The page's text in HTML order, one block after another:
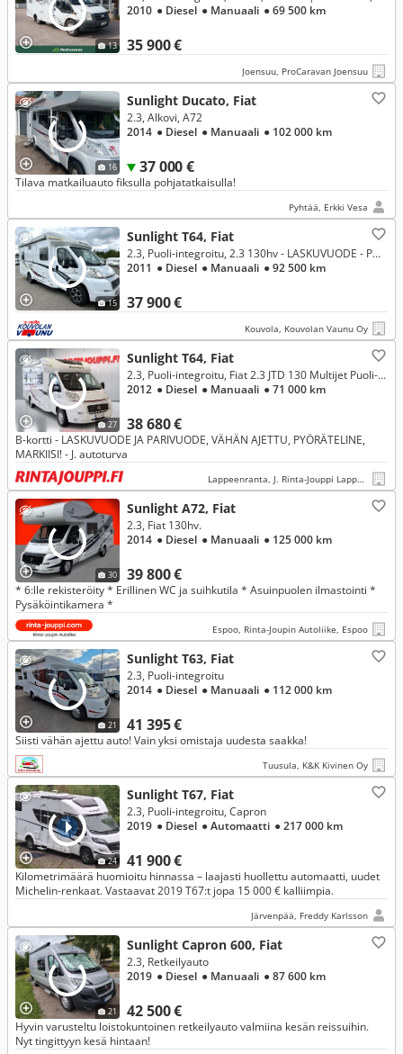
13 35 900 €
2010 ● Diesel ● Manuaali ● 69 500 km
Joensuu, ProCaravan Joensuu
16
Sunlight Ducato, Fiat
37 000 €
2.3, Alkovi, A72
2014 ● Diesel ● Manuaali ● 102 000 km
Tilava matkailuauto fiksulla pohjatatkaisulla!
Pyhtää, Erkki Vesa
15
Sunlight T64, Fiat
37 900 €
2.3, Puoli-integroitu, 2.3 130hv - LASKUVUODE - PULLONVAIHTAJA - INVERTTERI - PERUUTUSKAMERA - ISO JÄÄKAAPPI
2011 ● Diesel ● Manuaali ● 92 500 km
Kouvola, Kouvolan Vaunu Oy
27
Sunlight T64, Fiat
38 680 €
2.3, Puoli-integroitu, Fiat 2.3 JTD 130 Multijet Puoli-integroitu
2012 ● Diesel ● Manuaali ● 71 000 km
B-kortti - LASKUVUODE JA PARIVUODE, VÄHÄN AJETTU, PYÖRÄTELINE,
MARKIISI! - J. autoturva
Lappeenranta, J. Rinta-Jouppi Lappeenranta
30
Sunlight A72, Fiat
39 800 €
2.3, Fiat 130hv.
2014 ● Diesel ● Manuaali ● 125 000 km
* 6:lle rekisteröity * Erillinen WC ja suihkutila * Asuinpuolen ilmastointi *
Pysäköintikamera *
Espoo, Rinta-Joupin Autoliike, Espoo
21
Sunlight T63, Fiat
41 395 €
2.3, Puoli-integroitu
2014 ● Diesel ● Manuaali ● 112 000 km
Siisti vähän ajettu auto! Vain yksi omistaja uudesta saakka!
Tuusula, K&K Kivinen Oy
24
Sunlight T67, Fiat
41 900 €
2.3, Puoli-integroitu, Capron
2019 ● Diesel ● Automaatti ● 217 000 km
Kilometrimäärä huomioitu hinnassa – laajasti huollettu automaatti, uudet
Michelin-renkaat. Vastaavat 2019 T67:t jopa 15 000 € kalliimpia.
Järvenpää, Freddy Karlsson
21
Sunlight Capron 600, Fiat
42 500 €
2.3, Retkeilyauto
2019 ● Diesel ● Manuaali ● 87 600 km
Hyvin varusteltu loistokuntoinen retkeilyauto valmiina kesän reissuihin.
Nyt tingittyyn kesä hintaan!